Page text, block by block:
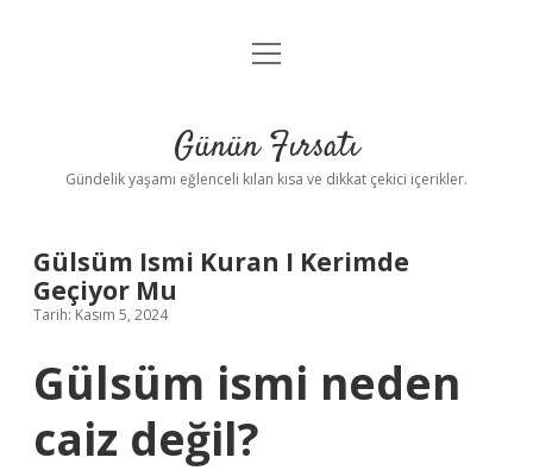
Anasayfa
Yasal Uyarı
menüyü
Günün Fırsatı
Gündelik yaşamı eğlenceli kılan kısa ve dikkat çekici içerikler.
Gülsüm Ismi Kuran I Kerimde
Geçiyor Mu
Tarih: Kasım 5, 2024
Gülsüm ismi neden
caiz değil?